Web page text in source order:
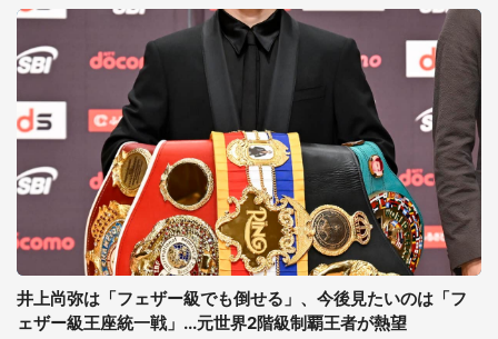
井上尚弥は「フェザー級でも倒せる」、今後見たいのは「フ
ェザー級王座統一戦」...元世界2階級制覇王者が熱望